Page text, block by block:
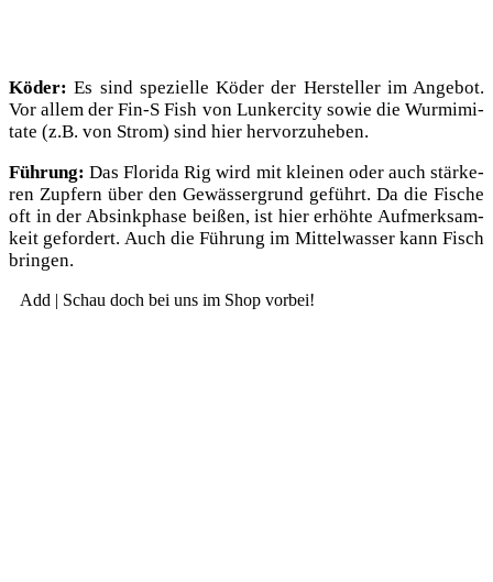
Köder: Es sind spe­zi­el­le Köder der Her­stel­ler im Ange­bot.
Vor allem der Fin‑S Fish von Lun­ker­ci­ty sowie die Wurm­i­mi­
ta­te (z.B. von Strom) sind hier hervorzuheben.
Füh­rung: Das Flo­ri­da Rig wird mit klei­nen oder auch stär­ke­
ren Zup­fern über den Gewäs­ser­grund geführt. Da die Fische
oft in der Absink­pha­se bei­ßen, ist hier erhöh­te Auf­merk­sam­
keit gefor­dert. Auch die Füh­rung im Mit­tel­was­ser kann Fisch
bringen.
Add | Schau doch bei uns im Shop vorbei!